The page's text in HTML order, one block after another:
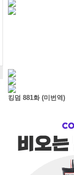
킹덤 881화 (미번역)